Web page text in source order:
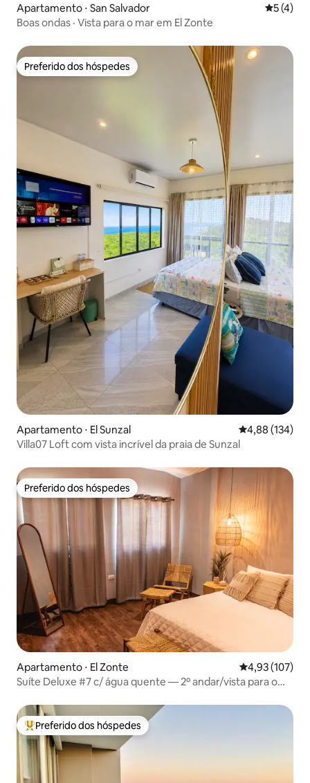
Apartamento ⋅ San Salvador 5 de
5 (4)
Boas ondas · Vista para o mar em El Zonte
Preferido dos hóspedes
Preferido dos hóspedes
Apartamento ⋅ El Sunzal 4,88 de uma
4,88 (134)
Villa07 Loft com vista incrível da praia de Sunzal
Preferido dos hóspedes
Preferido dos hóspedes
Apartamento ⋅ El Zonte 4,93 de uma
4,93 (107)
Suíte Deluxe #7 c/ água quente — 2º andar/vista para o
Entre os melhores preferidos dos hóspedes
Preferido dos hóspedes